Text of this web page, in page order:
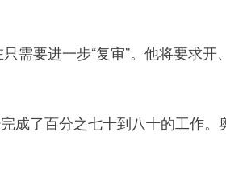
要进一步“复审”。他将要求开
了百分之七十到八十的工作。